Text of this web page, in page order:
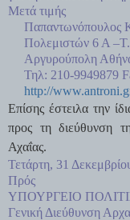
Mετά τιμής
Παπαντωνόπουλος
Πολεμιστών 6 Α
Αργυρούπολη
Τηλ: 210-9949879
http://
Επίσης έστειλα την
προς τη διεύθυνση
Αχαΐας.
Τετάρτη, 31
Πρός
ΥΠΟΥΡΓΕΙΟ
Γενική Διεύθυνση